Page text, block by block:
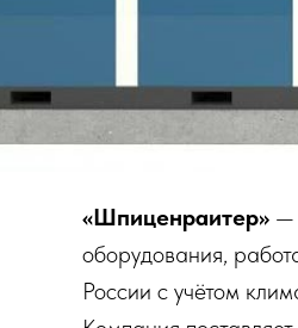
«Шпиценраитер» —
оборудования,
России с учётом